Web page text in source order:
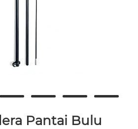
Pantai Bulu